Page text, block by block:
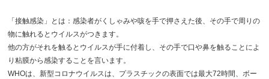
「接触感染」とは：感染者がくしゃみや咳を手で押さえた後、その手で周りの
物に触れるとウイルスがつきます。
他の方がそれを触るとウイルスが手に付着し、その手で口や鼻を触ることによ
り粘膜から感染することを言います。
WHOは、新型コロナウイルスは、プラスチックの表面では最大72時間、ボー